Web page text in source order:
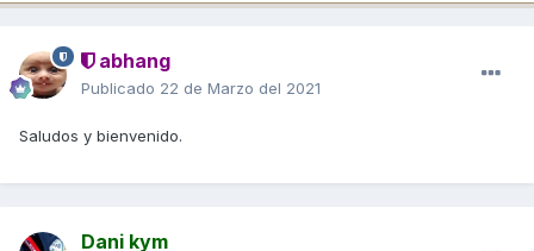
abhang
Publicado 22 de Marzo del 2021
Saludos y bienvenido.
Dani kym